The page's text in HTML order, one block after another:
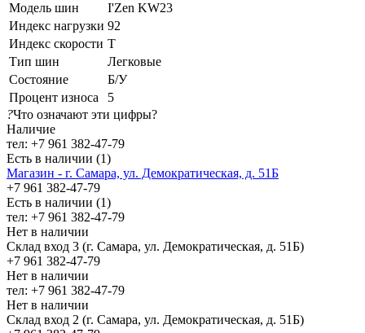
Модель шин
I'Zen KW23
Индекс нагрузки 92
Индекс скорости T
Тип шин
Легковые
Состояние
Б/У
Процент износа
5
?Что означают эти цифры?
Наличие
тел: +7 961 382-47-79
Есть в наличии (1)
Магазин - г. Самара, ул. Демократическая, д. 51Б
+7 961 382-47-79
Есть в наличии (1)
тел: +7 961 382-47-79
Нет в наличии
Склад вход 3 (г. Самара, ул. Демократическая, д. 51Б)
+7 961 382-47-79
Нет в наличии
тел: +7 961 382-47-79
Нет в наличии
Склад вход 2 (г. Самара, ул. Демократическая, д. 51Б)